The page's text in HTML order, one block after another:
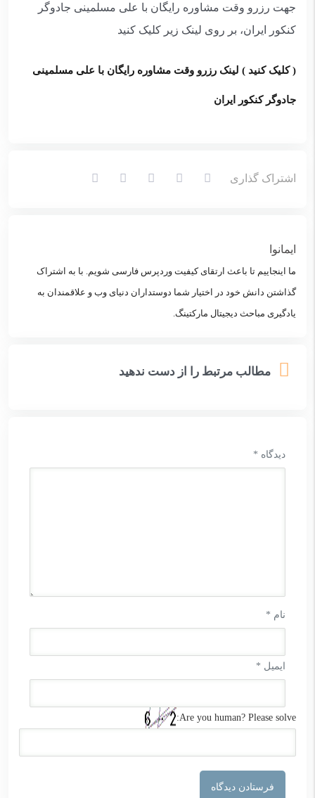
جهت رزرو وقت مشاوره رایگان با علی مسلمینی جادوگر
کنکور ایران، بر روی لینک زیر کلیک کنید
( کلیک کنید ) لینک رزرو وقت مشاوره رایگان با علی مسلمینی
جادوگر کنکور ایران
اشتراک گذاری
ایمانوا
ما اینجاییم تا باعث ارتقای کیفیت وردپرس فارسی شویم. با به اشتراک
گذاشتن دانش خود در اختیار شما دوستداران دنیای وب و علاقمندان به
یادگیری مباحث دیجیتال مارکتینگ.
مطالب مرتبط را از دست ندهید
دیدگاه *
نام *
ایمیل *
Are you human? Please solve: